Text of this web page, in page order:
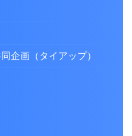
企画（タイアップ）